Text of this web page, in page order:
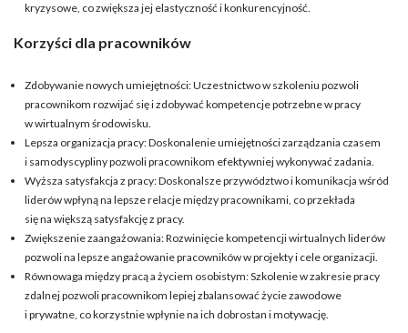
kryzysowe, co zwiększa jej elastyczność i konkurencyjność.
Korzyści dla pracowników
Zdobywanie nowych umiejętności: Uczestnictwo w szkoleniu pozwoli
pracownikom rozwijać się i zdobywać kompetencje potrzebne w pracy
w wirtualnym środowisku.
Lepsza organizacja pracy: Doskonalenie umiejętności zarządzania czasem
i samodyscypliny pozwoli pracownikom efektywniej wykonywać zadania.
Wyższa satysfakcja z pracy: Doskonalsze przywództwo i komunikacja wśród
liderów wpłyną na lepsze relacje między pracownikami, co przekłada
się na większą satysfakcję z pracy.
Zwiększenie zaangażowania: Rozwinięcie kompetencji wirtualnych liderów
pozwoli na lepsze angażowanie pracowników w projekty i cele organizacji.
Równowaga między pracą a życiem osobistym: Szkolenie w zakresie pracy
zdalnej pozwoli pracownikom lepiej zbalansować życie zawodowe
i prywatne, co korzystnie wpłynie na ich dobrostan i motywację.